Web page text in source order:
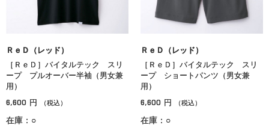
ＲｅＤ（レッド）
［ＲｅＤ］バイタルテック スリ
ープ プルオーバー半袖（男女兼
用）
6,600 円 （税込）
在庫：○
ＲｅＤ（レッド）
［ＲｅＤ］バイタルテック スリ
ープ ショートパンツ（男女兼
用）
6,600 円 （税込）
在庫：○